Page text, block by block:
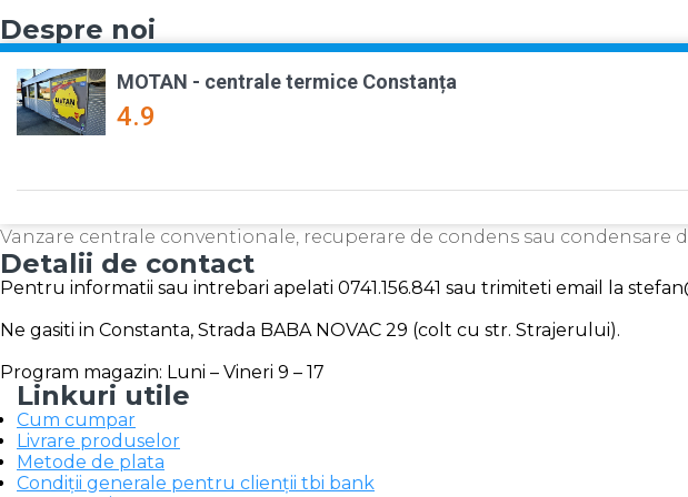
Despre noi
MOTAN - centrale termice Constanța
4.9
Vanzare centrale conventionale, recuperare de condens sau condensare
Detalii de contact
Pentru informatii sau intrebari apelati 0741.156.841 sau trimiteti email la
Ne gasiti in Constanta, Strada BABA NOVAC 29 (colt cu str. Strajerului).
Program magazin: Luni – Vineri 9 – 17
Linkuri utile
Cum cumpar
Livrare produselor
Metode de plata
Condiții generale pentru clienții tbi bank